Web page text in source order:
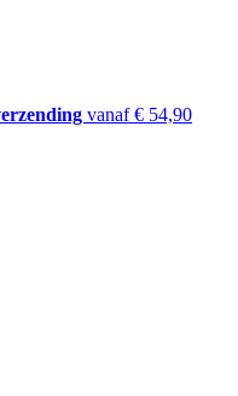
vanaf € 54,90